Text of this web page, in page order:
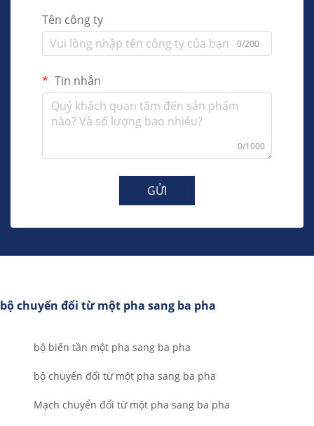
Tên công ty
0/200
Tin nhắn
0/1000
GỬI
bộ chuyển đổi từ một pha sang ba pha
bộ biến tần một pha sang ba pha
bộ chuyển đổi từ một pha sang ba pha
Mạch chuyển đổi từ một pha sang ba pha